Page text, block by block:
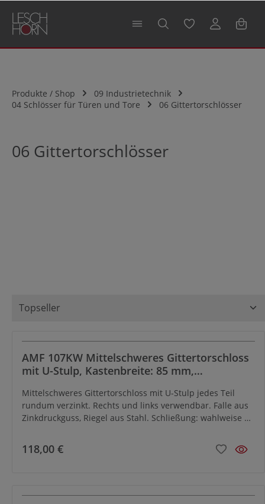
springen
Produkte / Shop
09 Industrietechnik
04 Schlösser für Türen und Tore
06 Gittertorschlösser
06 Gittertorschlösser
AMF 107KW Mittelschweres Gittertorschloss
mit U-Stulp, Kastenbreite: 85 mm,
Mittelschweres Gittertorschloss mit U-Stulp jedes Teil
rundum verzinkt. Rechts und links verwendbar. Falle aus
Zinkdruckguss, Riegel aus Stahl. Schließung: wahlweise PZ
- Dorn 50 mm - Tour 2-tourig - Nuss 8 mm - Entfernung PZ
63,2 mm - Entfernung RZ 65,2 mm
118,00 €